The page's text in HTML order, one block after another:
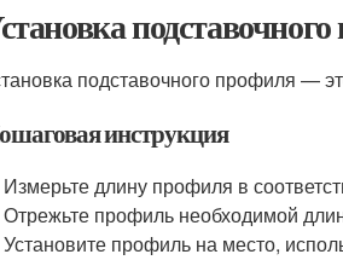
подставочного профиля —
инструкция
Измерьте длину профиля в
Отрежьте профиль необходимой
Установите профиль на место,